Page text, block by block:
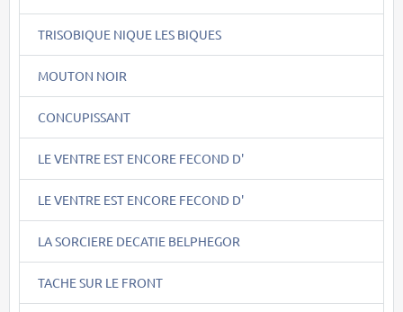
TRISOBIQUE NIQUE LES BIQUES
MOUTON NOIR
CONCUPISSANT
LE VENTRE EST ENCORE FECOND D'
LE VENTRE EST ENCORE FECOND D'
LA SORCIERE DECATIE BELPHEGOR
TACHE SUR LE FRONT